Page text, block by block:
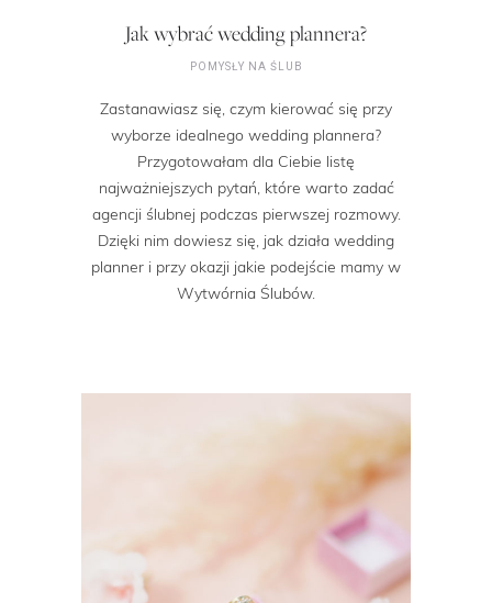
Jak wybrać wedding plannera?
POMYSŁY NA ŚLUB
Zastanawiasz się, czym kierować się przy
wyborze idealnego wedding plannera?
Przygotowałam dla Ciebie listę
najważniejszych pytań, które warto zadać
agencji ślubnej podczas pierwszej rozmowy.
Dzięki nim dowiesz się, jak działa wedding
planner i przy okazji jakie podejście mamy w
Wytwórnia Ślubów.